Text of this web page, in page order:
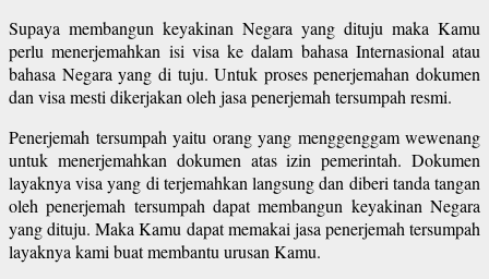
Supaya membangun keyakinan Negara yang dituju maka Kamu
perlu menerjemahkan isi visa ke dalam bahasa Internasional atau
bahasa Negara yang di tuju. Untuk proses penerjemahan dokumen
dan visa mesti dikerjakan oleh jasa penerjemah tersumpah resmi.
Penerjemah tersumpah yaitu orang yang menggenggam wewenang
untuk menerjemahkan dokumen atas izin pemerintah. Dokumen
layaknya visa yang di terjemahkan langsung dan diberi tanda tangan
oleh penerjemah tersumpah dapat membangun keyakinan Negara
yang dituju. Maka Kamu dapat memakai jasa penerjemah tersumpah
layaknya kami buat membantu urusan Kamu.